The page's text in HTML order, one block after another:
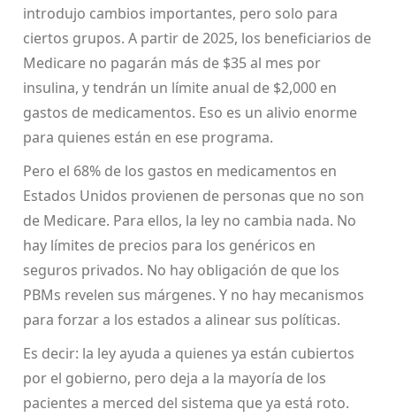
introdujo cambios importantes, pero solo para
ciertos grupos. A partir de 2025, los beneficiarios de
Medicare no pagarán más de $35 al mes por
insulina, y tendrán un límite anual de $2,000 en
gastos de medicamentos. Eso es un alivio enorme
para quienes están en ese programa.
Pero el 68% de los gastos en medicamentos en
Estados Unidos provienen de personas que no son
de Medicare. Para ellos, la ley no cambia nada. No
hay límites de precios para los genéricos en
seguros privados. No hay obligación de que los
PBMs revelen sus márgenes. Y no hay mecanismos
para forzar a los estados a alinear sus políticas.
Es decir: la ley ayuda a quienes ya están cubiertos
por el gobierno, pero deja a la mayoría de los
pacientes a merced del sistema que ya está roto.